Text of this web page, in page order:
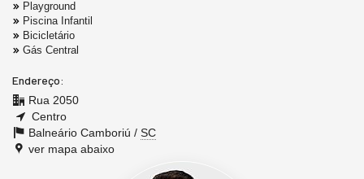
Playground
Piscina Infantil
Bicicletário
Gás Central
Endereço:
Rua 2050
Centro
Balneário Camboriú / SC
ver mapa abaixo